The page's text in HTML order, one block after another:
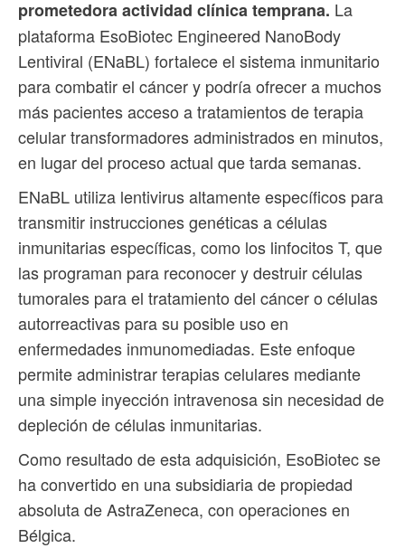
prometedora actividad clínica temprana. La
plataforma EsoBiotec Engineered NanoBody
Lentiviral (ENaBL) fortalece el sistema inmunitario
para combatir el cáncer y podría ofrecer a muchos
más pacientes acceso a tratamientos de terapia
celular transformadores administrados en minutos,
en lugar del proceso actual que tarda semanas.
ENaBL utiliza lentivirus altamente específicos para
transmitir instrucciones genéticas a células
inmunitarias específicas, como los linfocitos T, que
las programan para reconocer y destruir células
tumorales para el tratamiento del cáncer o células
autorreactivas para su posible uso en
enfermedades inmunomediadas. Este enfoque
permite administrar terapias celulares mediante
una simple inyección intravenosa sin necesidad de
depleción de células inmunitarias.
Como resultado de esta adquisición, EsoBiotec se
ha convertido en una subsidiaria de propiedad
absoluta de AstraZeneca, con operaciones en
Bélgica.